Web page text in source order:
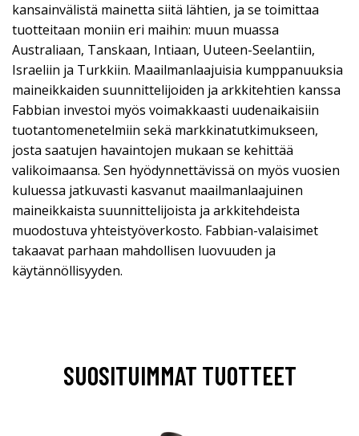
kansainvälistä mainetta siitä lähtien, ja se toimittaa
tuotteitaan moniin eri maihin: muun muassa
Australiaan, Tanskaan, Intiaan, Uuteen-Seelantiin,
Israeliin ja Turkkiin. Maailmanlaajuisia kumppanuuksia
maineikkaiden suunnittelijoiden ja arkkitehtien kanssa
Fabbian investoi myös voimakkaasti uudenaikaisiin
tuotantomenetelmiin sekä markkinatutkimukseen,
josta saatujen havaintojen mukaan se kehittää
valikoimaansa. Sen hyödynnettävissä on myös vuosien
kuluessa jatkuvasti kasvanut maailmanlaajuinen
maineikkaista suunnittelijoista ja arkkitehdeista
muodostuva yhteistyöverkosto. Fabbian-valaisimet
takaavat parhaan mahdollisen luovuuden ja
käytännöllisyyden.
SUOSITUIMMAT TUOTTEET